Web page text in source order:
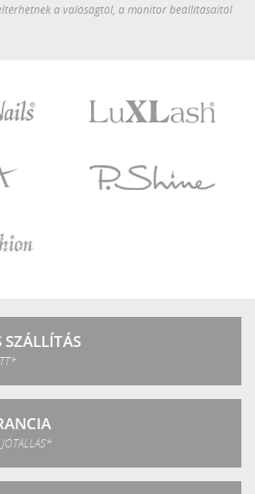
a valóságtól, a monitor beállításaitól
SZÁLLÍTÁS